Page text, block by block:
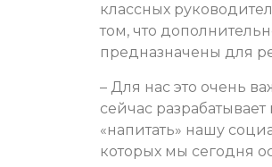
классных
том, что
предназначены для
– Для нас это очень
сейчас
«напитать» нашу
которых мы сегодня